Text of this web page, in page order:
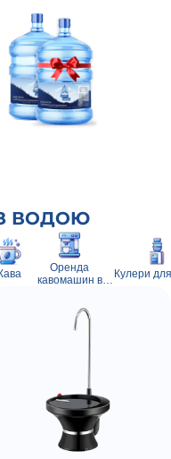
ВОДОЮ
Кава
Оренда
кавомашин в
Кулери